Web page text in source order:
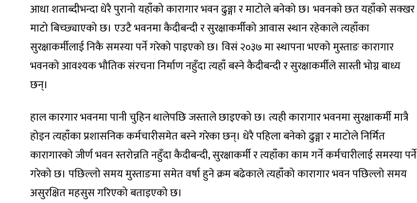
आधा शताब्दीभन्दा धेरै पुरानो यहाँको कारागार भवन ढुङ्गा र माटोले बनेको छ। भवनको छत यहाँको सक्खर
माटो बिच्छ्याएको छ। एउटै भवनमा कैदीबन्दी र सुरक्षाकर्मीको आवास स्थान रहेकाले त्यहाँका
सुरक्षाकर्मीलाई निकै समस्या पर्ने गरेको पाइएको छ। विसं २०३७ मा स्थापना भएको मुस्ताङ कारागार
भवनको आवश्यक भौतिक संरचना निर्माण नहुँदा त्यहाँ बस्ने कैदीबन्दी र सुरक्षाकर्मीले सास्ती भोग्न बाध्य
छन्।
हाल कारगार भवनमा पानी चुहिन थालेपछि जस्ताले छाइएको छ। त्यही कारागार भवनमा सुरक्षाकर्मी मात्रै
होइन त्यहाँका प्रशासनिक कर्मचारीसमेत बस्ने गरेका छन्। धेरै पहिला बनेको ढुङ्गा र माटोले निर्मित
कारागारको जीर्ण भवन स्तरोन्नति नहुँदा कैदीबन्दी, सुरक्षाकर्मी र त्यहाँका काम गर्ने कर्मचारीलाई समस्या पर्ने
गरेको छ। पछिल्लो समय मुस्ताङमा समेत वर्षा हुने क्रम बढेकाले त्यहाँको कारागार भवन पछिल्लो समय
असुरक्षित महसुस गरिएको बताइएको छ।